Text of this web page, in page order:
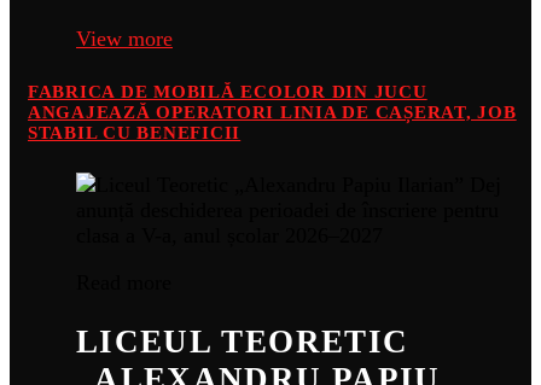
View more
FABRICA DE MOBILĂ ECOLOR DIN JUCU
ANGAJEAZĂ OPERATORI LINIA DE CAȘERAT, JOB
STABIL CU BENEFICII
LICEUL TEORETIC